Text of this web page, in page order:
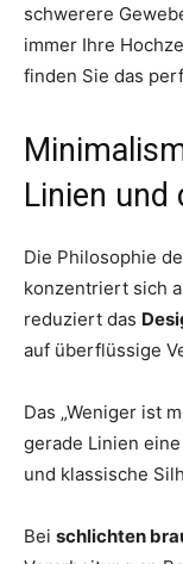
schwerere
immer Ihre
finden Sie das
Linien und
Die Philosophie
konzentriert sich
reduziert das
auf überflüssige
Das „Weniger ist
gerade Linien
und klassische
Bei schlichten